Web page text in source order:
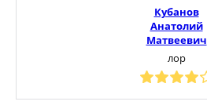
Кубанов
Анатолий
Матвеевич
лор